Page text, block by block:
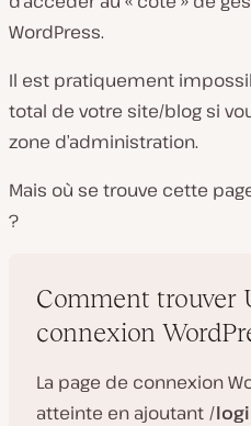
WordPress.
Il est pratiquement
total de votre site/blog si
zone d’administration.
Mais où se trouve cette
?
Comment trouver
connexion
La page de connexion
atteinte en ajoutant /